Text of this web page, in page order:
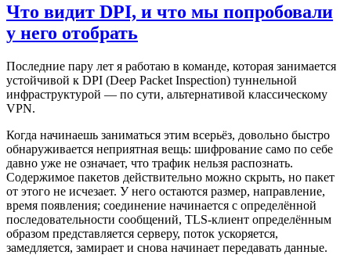
Что видит DPI, и что мы попробовали
у него отобрать
Последние пару лет я работаю в команде, которая занимается
устойчивой к DPI (Deep Packet Inspection) туннельной
инфраструктурой — по сути, альтернативой классическому
VPN.
Когда начинаешь заниматься этим всерьёз, довольно быстро
обнаруживается неприятная вещь: шифрование само по себе
давно уже не означает, что трафик нельзя распознать.
Содержимое пакетов действительно можно скрыть, но пакет
от этого не исчезает. У него остаются размер, направление,
время появления; соединение начинается с определённой
последовательности сообщений, TLS-клиент определённым
образом представляется серверу, поток ускоряется,
замедляется, замирает и снова начинает передавать данные.